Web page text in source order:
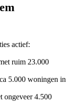
actief:
ruim 23.000
5.000 woningen in
ongeveer 4.500